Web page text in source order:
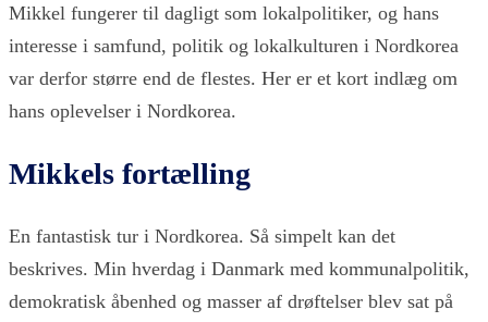
Mikkel fungerer til dagligt som lokalpolitiker, og hans
interesse i samfund, politik og lokalkulturen i Nordkorea
var derfor større end de flestes. Her er et kort indlæg om
hans oplevelser i Nordkorea.
Mikkels fortælling
En fantastisk tur i Nordkorea. Så simpelt kan det
beskrives. Min hverdag i Danmark med kommunalpolitik,
demokratisk åbenhed og masser af drøftelser blev sat på